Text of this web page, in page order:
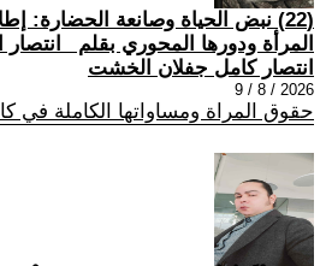
(22) نبض الحياة وصانعة الحضارة:
المرأة ودورها المحوري بقلم
انتصار كامل جفلان الخشت
2026 / 8 / 9
حقوق المراة ومساواتها الكاملة في